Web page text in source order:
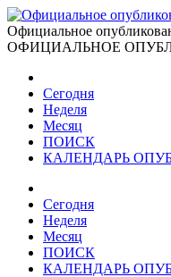
Официальное
ОФИЦИАЛЬНОЕ
Сегодня
Неделя
Месяц
ПОИСК
КАЛЕНДАРЬ
Сегодня
Неделя
Месяц
ПОИСК
КАЛЕНДАРЬ